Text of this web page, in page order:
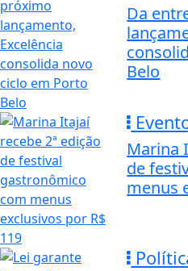
Da
Belo
Marina
de
menus